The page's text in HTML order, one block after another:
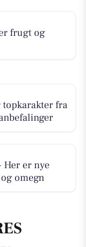
frugt og
topkarakter fra
Her er nye
omegn